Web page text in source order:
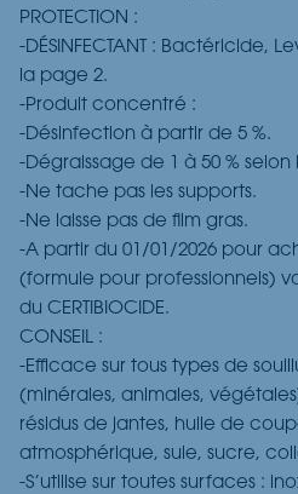
PROTECTION :
-DÉSINFECTANT : Bactéricide,
la page 2.
-Produit concentré :
-Désinfection à partir de 5 %.
-Dégraissage de 1 à 50 %
-Ne tache pas les supports.
-Ne laisse pas de film gras.
-A partir du 01/01/2026 pour
(formule pour professionnels)
du CERTIBIOCIDE.
CONSEIL :
-Efficace sur tous types de
(minérales, animales,
résidus de jantes, huile de
atmosphérique, suie, sucre,
-S’utilise sur toutes surfaces :